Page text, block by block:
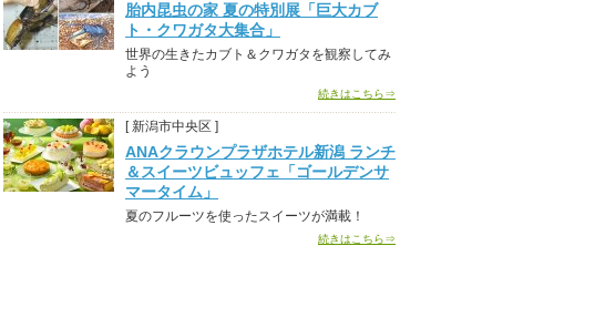
胎内昆虫の家 夏の特別展「巨大カブ
ト・クワガタ大集合」
世界の生きたカブト＆クワガタを観察してみ
よう
続きはこちら⇒
[ 新潟市中央区 ]
ANAクラウンプラザホテル新潟 ランチ
＆スイーツビュッフェ「ゴールデンサ
マータイム」
夏のフルーツを使ったスイーツが満載！
続きはこちら⇒